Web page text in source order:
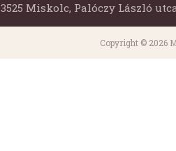
3525 Miskolc, Palóczy László
Copyright © 2026